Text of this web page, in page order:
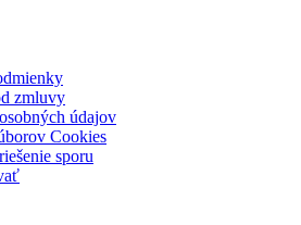
zmluvy
údajov
Cookies
sporu